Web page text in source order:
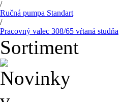
/
Ručná pumpa Standart
/
Pracovný valec 308/65 vŕtaná studňa
Sortiment